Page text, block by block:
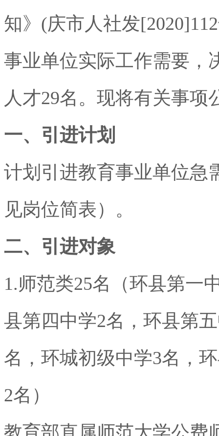
知》 (庆市人社发[2020]112
事业单位实际工作需要，
人才29名。现将有关事项
一、引进计划
计划引进教育事业单位急
见岗位简表）。
二、引进对象
1.师范类25名（环县第一
县第四中学2名，环县第
名，环城初级中学3名，
2名）